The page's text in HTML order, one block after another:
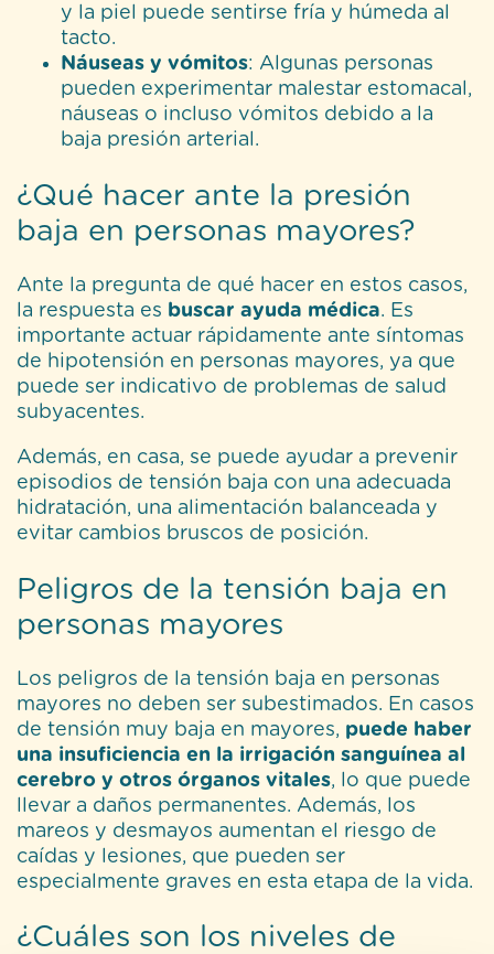
y la piel puede sentirse fría y húmeda al
tacto.
Náuseas y vómitos: Algunas personas
pueden experimentar malestar estomacal,
náuseas o incluso vómitos debido a la
baja presión arterial.
¿Qué hacer ante la presión
baja en personas mayores?
Ante la pregunta de qué hacer en estos casos,
la respuesta es buscar ayuda médica. Es
importante actuar rápidamente ante síntomas
de hipotensión en personas mayores, ya que
puede ser indicativo de problemas de salud
subyacentes.
Además, en casa, se puede ayudar a prevenir
episodios de tensión baja con una adecuada
hidratación, una alimentación balanceada y
evitar cambios bruscos de posición.
Peligros de la tensión baja en
personas mayores
Los peligros de la tensión baja en personas
mayores no deben ser subestimados. En casos
de tensión muy baja en mayores, puede haber
una insuficiencia en la irrigación sanguínea al
cerebro y otros órganos vitales, lo que puede
llevar a daños permanentes. Además, los
mareos y desmayos aumentan el riesgo de
caídas y lesiones, que pueden ser
especialmente graves en esta etapa de la vida.
¿Cuáles son los niveles de